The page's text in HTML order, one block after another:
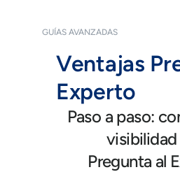
GUÍAS AVANZADAS
Ventajas
Experto
Paso a paso:
Pregunta al